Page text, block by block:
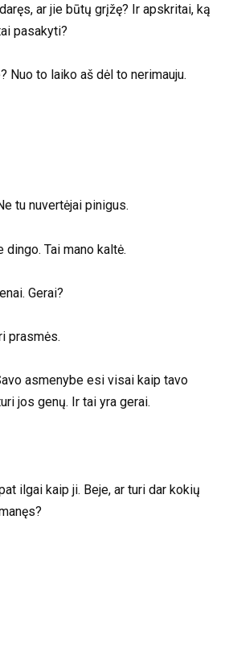
ar jie būtų grįžę? Ir apskritai, ką
pasakyti?
Nuo to laiko aš dėl to nerimauju.
tu nuvertėjai pinigus.
Tai mano kaltė.
Gerai?
prasmės.
asmenybe esi visai kaip tavo
jos genų. Ir tai yra gerai.
ilgai kaip ji. Beje, ar turi dar kokių